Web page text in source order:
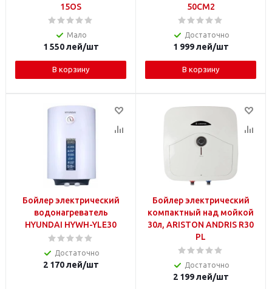
15OS
Мало
1 550лей/шт
В корзину
50CM2
Достаточно
1 999лей/шт
В корзину
Бойлер электрический
водонагреватель
HYUNDAI HYWH-YLE30
Достаточно
2 170лей/шт
Бойлер электрический
компактный над мойкой
30л, ARISTON ANDRIS R30
PL
Достаточно
2 199лей/шт